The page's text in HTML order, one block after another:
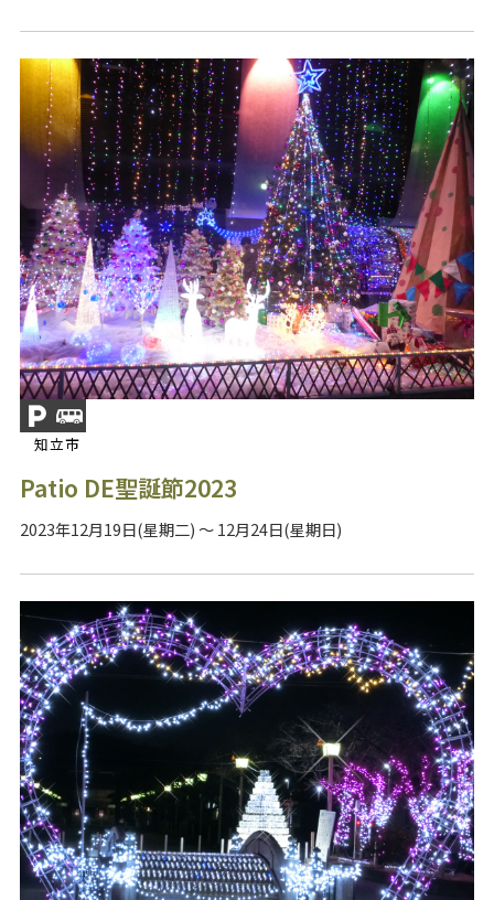
知立市
Patio DE聖誕節2023
2023年12月19日(星期二) ～ 12月24日(星期日)